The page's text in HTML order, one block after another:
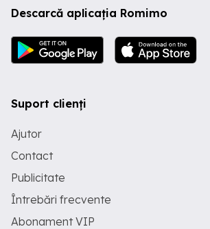
Descarcă aplicația Romimo
Suport clienți
Ajutor
Contact
Publicitate
Întrebări frecvente
Abonament VIP